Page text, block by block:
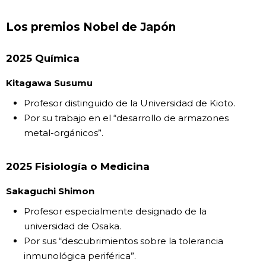
Los premios Nobel de Japón
2025 Química
Kitagawa Susumu
Profesor distinguido de la Universidad de Kioto.
Por su trabajo en el “desarrollo de armazones
metal-orgánicos”.
2025 Fisiología o Medicina
Sakaguchi Shimon
Profesor especialmente designado de la
universidad de Osaka.
Por sus “descubrimientos sobre la tolerancia
inmunológica periférica”.